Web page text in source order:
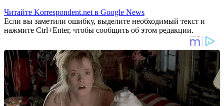
Читайте Korrespondent.net в Google News
Если вы заметили ошибку, выделите необходимый текст и
нажмите Ctrl+Enter, чтобы сообщить об этом редакции.